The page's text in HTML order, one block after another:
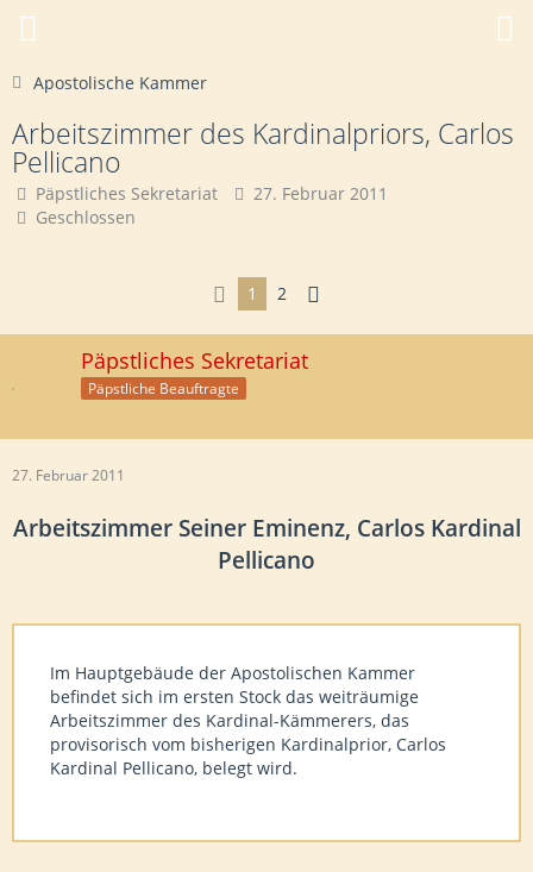
Apostolische Kammer
Arbeitszimmer des Kardinalpriors, Carlos
Pellicano
Päpstliches Sekretariat
27. Februar 2011
Geschlossen
1 2
Päpstliches Sekretariat
Päpstliche Beauftragte
27. Februar 2011
Arbeitszimmer Seiner Eminenz, Carlos Kardinal
Pellicano
Im Hauptgebäude der Apostolischen Kammer
befindet sich im ersten Stock das weiträumige
Arbeitszimmer des Kardinal-Kämmerers, das
provisorisch vom bisherigen Kardinalprior, Carlos
Kardinal Pellicano, belegt wird.